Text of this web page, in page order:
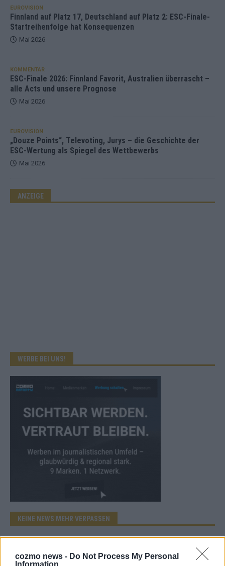
cozmo news - Do Not Process My Personal
Information
EUROVISION
Finnland auf Platz 17, Deutschland auf Platz 2: ESC-Finale-
Startreihenfolge hat Konsequenzen
Mai 2026
KOMMENTAR
ESC-Finale 2026: Finnland Favorit, Australien überrascht –
alle Acts und unsere Prognose
Mai 2026
EUROVISION
„Douze Points“, Televoting, Jurys – die Geschichte der
ESC-Wertung als Spiegel des Wettbewerbs
Mai 2026
ANZEIGE
WERBE BEI UNS!
KEINE NEWS MEHR VERPASSEN